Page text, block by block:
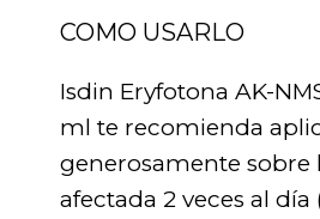
COMO USARLO
Isdin Eryfotona AK-
ml te recomienda
generosamente sobre
afectada 2 veces al día